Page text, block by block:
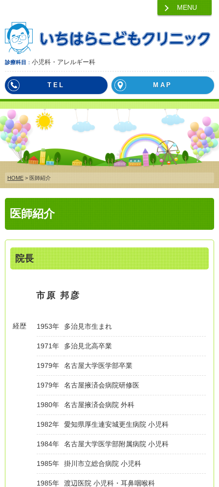
診療科目 小児科・アレルギー科
TEL MAP
HOME > 医師紹介
医師紹介
院長
市原 邦彦
経歴 1953年 多治見市生まれ
1971年 多治見北高卒業
1979年 名古屋大学医学部卒業
1979年 名古屋掖済会病院研修医
1980年 名古屋掖済会病院 外科
1982年 愛知県厚生連安城更生病院 小児科
1984年 名古屋大学医学部附属病院 小児科
1985年 掛川市立総合病院 小児科
1985年 渡辺医院 小児科・耳鼻咽喉科
MENU